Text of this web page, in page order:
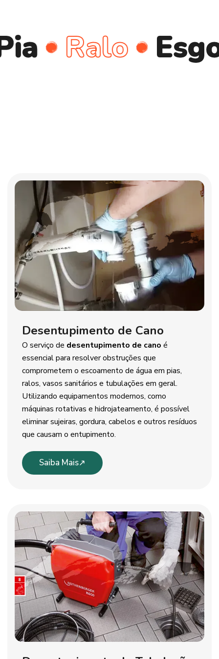
Esgoto
Desentupimento de Cano
O serviço de desentupimento de cano é
essencial para resolver obstruções que
comprometem o escoamento de água em pias,
ralos, vasos sanitários e tubulações em geral.
Utilizando equipamentos modernos, como
máquinas rotativas e hidrojateamento, é possível
eliminar sujeiras, gordura, cabelos e outros resíduos
que causam o entupimento.
Saiba Mais